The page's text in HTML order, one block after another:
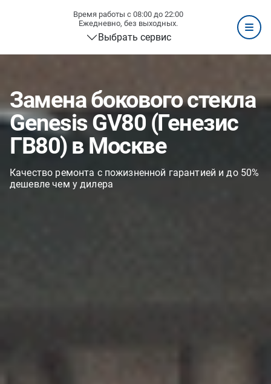
Время работы с 08:00 до 22:00
Ежедневно, без выходных.
Выбрать сервис
Замена бокового стекла
Genesis GV80 (Генезис
ГВ80) в Москве
Качество ремонта с пожизненной гарантией и до 50%
дешевле чем у дилера